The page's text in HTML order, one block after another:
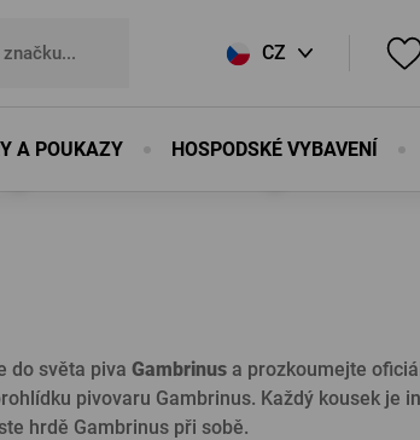
CZ
EN
DE
se prosím registrujte.
A POUKAZY
Prkénka
Korbele
HOSPODSKÉ VYBAVENÍ
do světa piva Gambrinus a prozkoumejte
pivovaru Gambrinus. Každý kousek je
hrdě Gambrinus při sobě.